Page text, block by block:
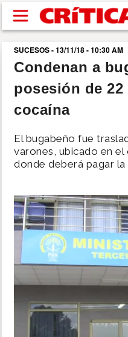
Pasar al contenido principal
buscar
SUCESOS
POLÍTICA
DEPORTES
MULTIMEDIA
SUCESOS - 13/11/18 - 10:30 AM
Condenan a
posesión de 22
cocaína
El bugabeño fue
varones, ubicado en
donde deberá pagar la